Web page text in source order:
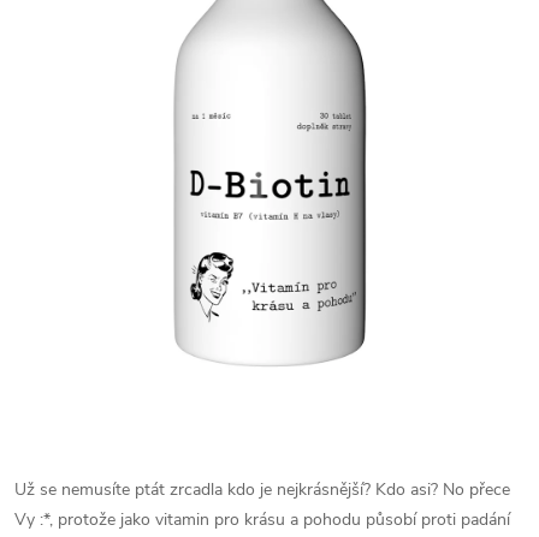
Už se nemusíte ptát zrcadla kdo je nejkrásnější? Kdo asi? No přece
Vy :*, protože jako vitamin pro krásu a pohodu působí proti padání